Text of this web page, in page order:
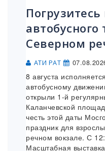
автобусного
Северном
АТИ РАТ
8 августа
автобусному
открыли 1-й
Каланчевской
честь этой даты
праздник для
речном вокзале. С
Масштабная